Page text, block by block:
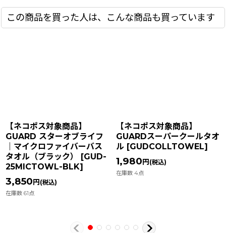
この商品を買った人は、こんな商品も買っています
【ネコポス対象商品】
GUARD スターオブライフ
｜マイクロファイバーバス
タオル（ブラック）
[GUD-
25MICTOWL-BLK]
3,850円(税込)
在庫数 61点
【ネコポス対象商品】
GUARDスーパークールタオ
ル [GUDCOLLTOWEL]
1,980円(税込)
在庫数 4点